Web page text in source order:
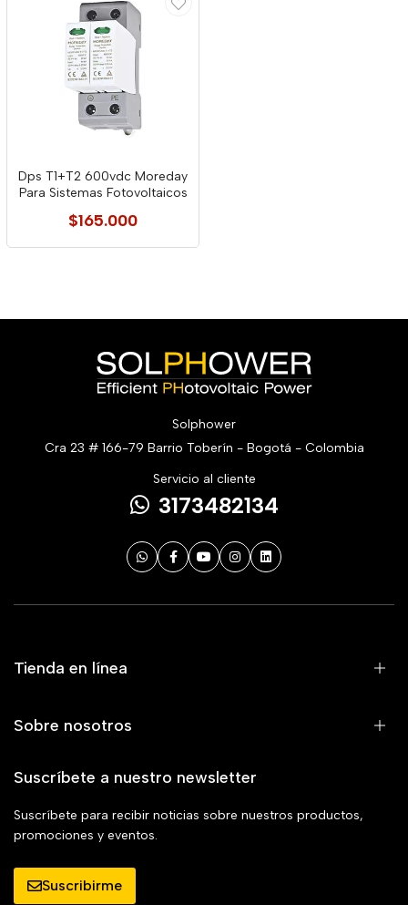
Dps T1+T2 600vdc Moreday
Para Sistemas Fotovoltaicos
$165.000
Solphower
Cra 23 # 166-79 Barrio Toberín - Bogotá - Colombia
Servicio al cliente
3173482134
Tienda en línea
Sobre nosotros
Suscríbete a nuestro newsletter
Suscríbete para recibir noticias sobre nuestros productos,
promociones y eventos.
Suscribirme